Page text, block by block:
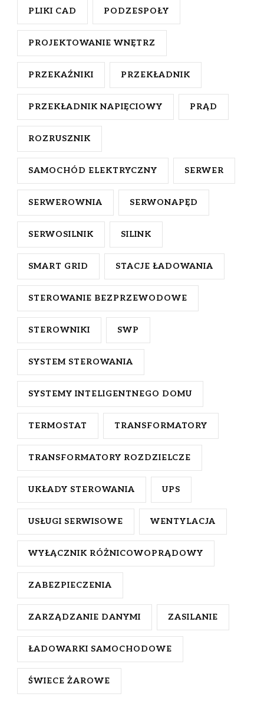
PLIKI CAD PODZESPOŁY
PROJEKTOWANIE WNĘTRZ
PRZEKAŹNIKI PRZEKŁADNIK
PRZEKŁADNIK NAPIĘCIOWY PRĄD
ROZRUSZNIK
SAMOCHÓD ELEKTRYCZNY SERWER
SERWEROWNIA SERWONAPĘD
SERWOSILNIK SILINK
SMART GRID STACJE ŁADOWANIA
STEROWANIE BEZPRZEWODOWE
STEROWNIKI SWP
SYSTEM STEROWANIA
SYSTEMY INTELIGENTNEGO DOMU
TERMOSTAT TRANSFORMATORY
TRANSFORMATORY ROZDZIELCZE
UKŁADY STEROWANIA UPS
USŁUGI SERWISOWE WENTYLACJA
WYŁĄCZNIK RÓŻNICOWOPRĄDOWY
ZABEZPIECZENIA
ZARZĄDZANIE DANYMI ZASILANIE
ŁADOWARKI SAMOCHODOWE
ŚWIECE ŻAROWE